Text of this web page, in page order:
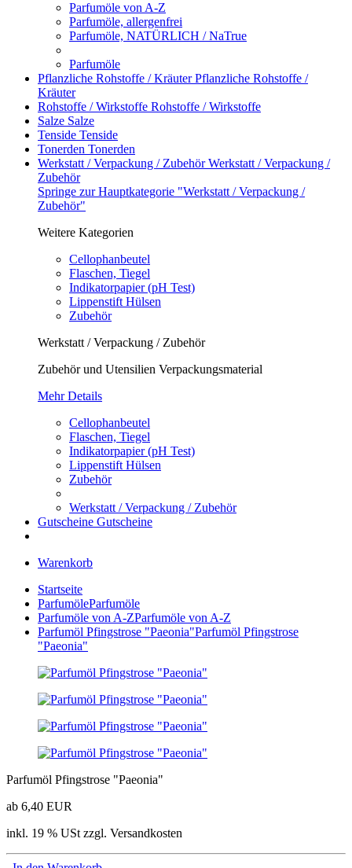
Parfumöle von A-Z
Parfumöle, allergenfrei
Parfumöle, NATÜRLICH / NaTrue
Parfumöle
Pflanzliche Rohstoffe / KräuterPflanzliche Rohstoffe /
Kräuter
Rohstoffe / Wirkstoffe Rohstoffe / Wirkstoffe
Salze Salze
Tenside Tenside
Tonerden Tonerden
Werkstatt / Verpackung / ZubehörWerkstatt / Verpackung /
Zubehör
Springe zur Hauptkategorie "Werkstatt / Verpackung /
Zubehör"
Weitere Kategorien
Cellophanbeutel
Flaschen, Tiegel
Indikatorpapier (pH Test)
Lippenstift Hülsen
Zubehör
Werkstatt / Verpackung / Zubehör
Zubehör und Utensilien Verpackungsmaterial
Mehr Details
Cellophanbeutel
Flaschen, Tiegel
Indikatorpapier (pH Test)
Lippenstift Hülsen
Zubehör
Werkstatt / Verpackung / Zubehör
Gutscheine Gutscheine
Warenkorb
Startseite
ParfumöleParfumöle
Parfumöle von A-ZParfumöle von A-Z
Parfumöl Pfingstrose "Paeonia"Parfumöl Pfingstrose
"Paeonia"
Parfumöl Pfingstrose "Paeonia"
ab 6,40 EUR
inkl. 19 % USt zzgl. Versandkosten